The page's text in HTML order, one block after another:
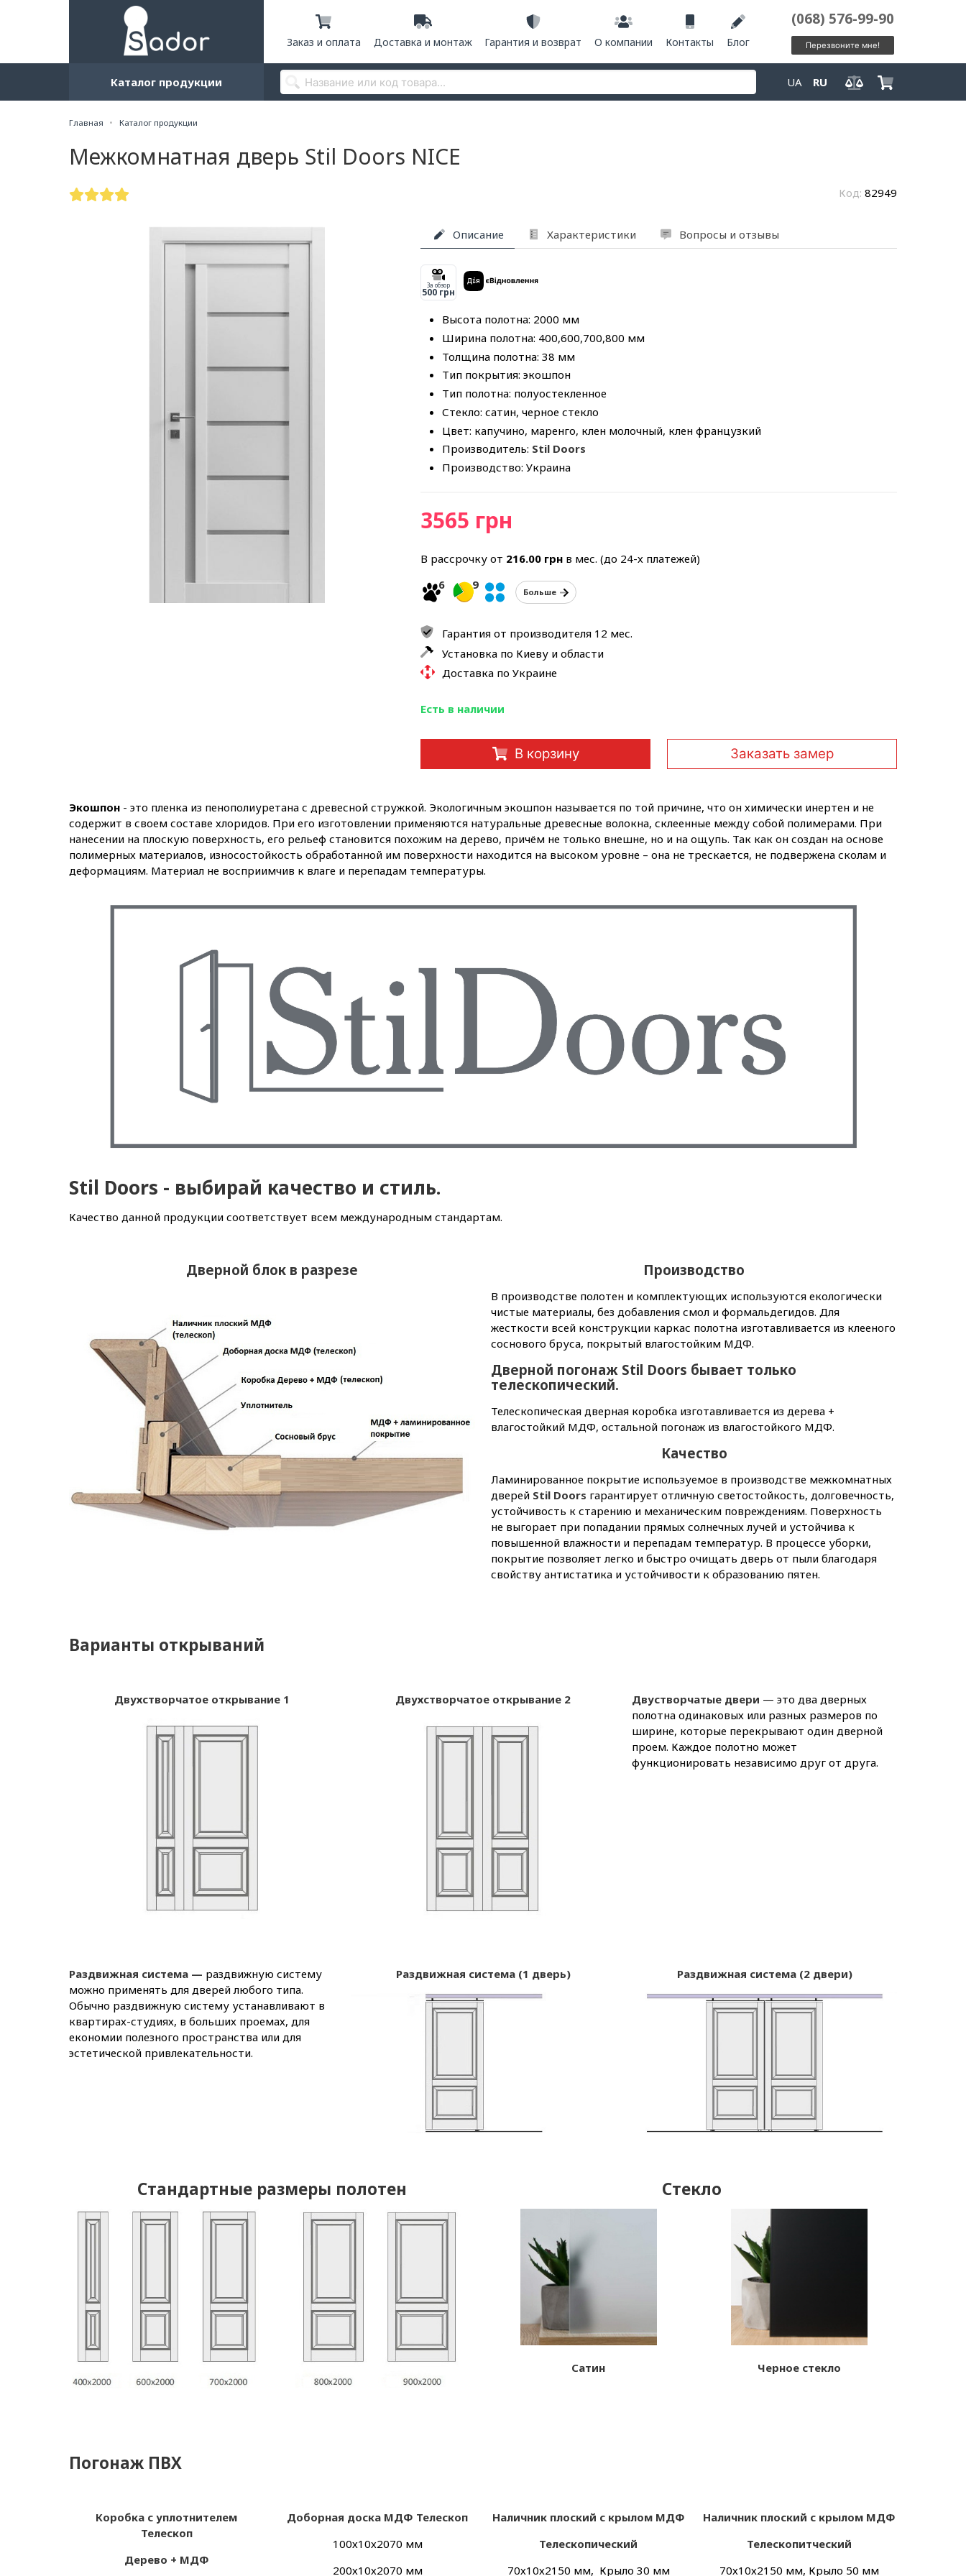
Заказ и оплата Доставка и монтаж Гарантия и возврат О компании Контакты Блог
(068) 576-99-90
Перезвоните мне!
Каталог продукции UA RU
Главная Каталог продукции
Межкомнатная дверь Stil Doors NICE
Код: 82949
Описание Характеристики Вопросы и отзывы
За обзор
500 грн
Высота полотна: 2000 мм
Ширина полотна: 400,600,700,800 мм
Толщина полотна: 38 мм
Тип покрытия: экошпон
Тип полотна: полуостекленное
Стекло: сатин, черное стекло
Цвет: капучино, маренго, клен молочный, клен французкий
Производитель: Stil Doors
Производство: Украина
3565 грн
В рассрочку от 216.00 грн в мес. (до 24-х платежей)
6
9
Больше
Гарантия от производителя 12 мес.
Установка по Киеву и области
Доставка по Украине
Есть в наличии
В корзину Заказать замер
Экошпон - это пленка из пенополиуретана с древесной стружкой. Экологичным экошпон называется по той причине, что он химически инертен и не
содержит в своем составе хлоридов. При его изготовлении применяются натуральные древесные волокна, склеенные между собой полимерами. При
нанесении на плоскую поверхность, его рельеф становится похожим на дерево, причём не только внешне, но и на ощупь. Так как он создан на основе
полимерных материалов, износостойкость обработанной им поверхности находится на высоком уровне – она не трескается, не подвержена сколам и
деформациям. Материал не восприимчив к влаге и перепадам температуры.
Stil Doors - выбирай качество и стиль.
Качество данной продукции соответствует всем международным стандартам.
Дверной блок в разрезе Производство
В производстве полотен и комплектующих используются екологически
чистые материалы, без добавления смол и формальдегидов. Для
жесткости всей конструкции каркас полотна изготавливается из клееного
соснового бруса, покрытый влагостойким МДФ.
Дверной погонаж Stil Doors бывает только
телескопический.
Телескопическая дверная коробка изготавливается из дерева +
влагостойкий МДФ, остальной погонаж из влагостойкого МДФ.
Качество
Ламинированное покрытие используемое в производстве межкомнатных
дверей Stil Doors гарантирует отличную светостойкость, долговечность,
устойчивость к старению и механическим повреждениям. Поверхность
не выгорает при попадании прямых солнечных лучей и устойчива к
повышенной влажности и перепадам температур. В процессе уборки,
покрытие позволяет легко и быстро очищать дверь от пыли благодаря
свойству антистатика и устойчивости к образованию пятен.
Варианты открываний
Двухстворчатое открывание 1 Двухстворчатое открывание 2 Двустворчатые двери — это два дверных
полотна одинаковых или разных размеров по
ширине, которые перекрывают один дверной
проем. Каждое полотно может
функционировать независимо друг от друга.
Раздвижная система — раздвижную систему
можно применять для дверей любого типа.
Обычно раздвижную систему устанавливают в
квартирах-студиях, в больших проемах, для
економии полезного пространства или для
эстетической привлекательности.
Раздвижная система (1 дверь) Раздвижная система (2 двери)
Стандартные размеры полотен Стекло
Сатин Черное стекло
Погонаж ПВХ
Коробка с уплотнителем
Телескоп
Дерево + МДФ
Доборная доска МДФ Телескоп
100х10х2070 мм
200х10х2070 мм
Наличник плоский с крылом МДФ
Телескопический
70х10х2150 мм, Крыло 30 мм
Наличник плоский с крылом МДФ
Телескопитческий
70х10х2150 мм, Крыло 50 мм